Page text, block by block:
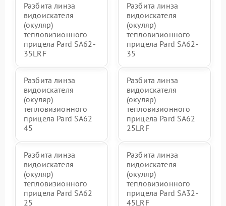
Разбита линза
видоискателя
(окуляр)
тепловизионного
прицела Pard SA62-
35LRF
Разбита линза
видоискателя
(окуляр)
тепловизионного
прицела Pard SA62-
35
Разбита линза
видоискателя
(окуляр)
тепловизионного
прицела Pard SA62
45
Разбита линза
видоискателя
(окуляр)
тепловизионного
прицела Pard SA62
25LRF
Разбита линза
видоискателя
(окуляр)
тепловизионного
прицела Pard SA62
25
Разбита линза
видоискателя
(окуляр)
тепловизионного
прицела Pard SA32-
45LRF